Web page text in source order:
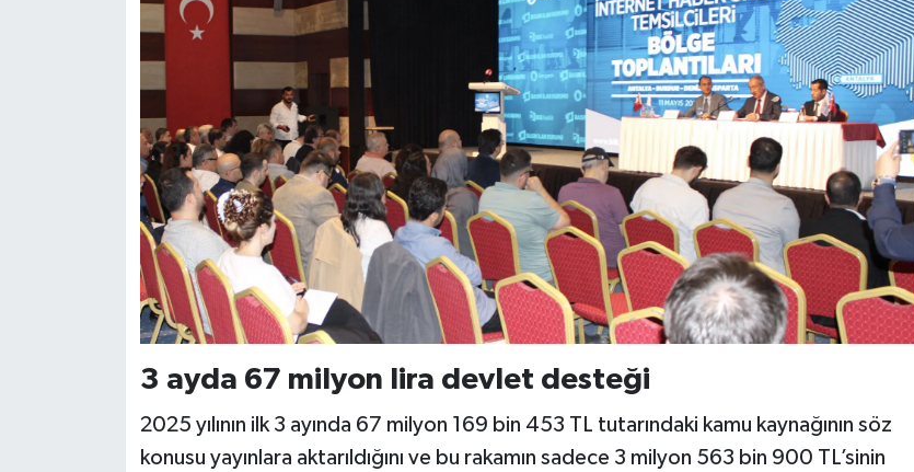
3 ayda 67 milyon lira devlet desteği
2025 yılının ilk 3 ayında 67 milyon 169 bin 453 TL tutarındaki kamu kaynağının söz
konusu yayınlara aktarıldığını ve bu rakamın sadece 3 milyon 563 bin 900 TL’sinin